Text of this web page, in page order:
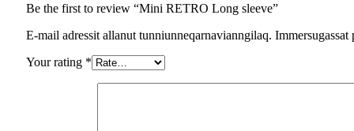
Be the first to review “Mini RETRO Long sleeve”
E-mail adressit allanut tunniunneqarnavianngilaq.
Your rating *